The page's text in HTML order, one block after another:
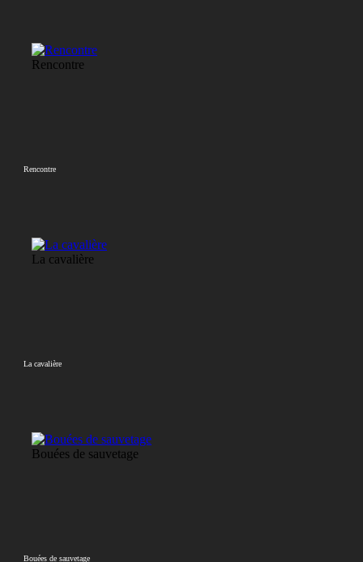
Rencontre
Rencontre
La cavalière
La cavalière
Bouées de sauvetage
Bouées de sauvetage